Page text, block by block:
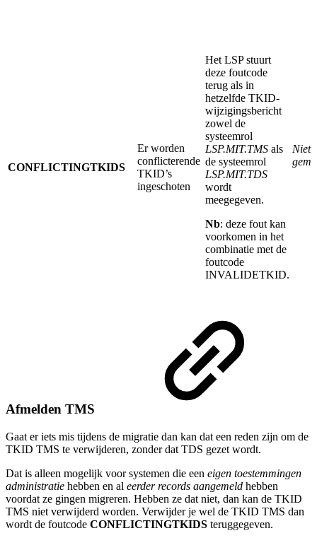
CONFLICTINGTKIDS
Er worden
conflicterende
TKID’s
ingeschoten
Het LSP stuurt
deze foutcode
terug als in
hetzelfde TKID-
wijzigingsbericht
zowel de
systeemrol
LSP.MIT.TMS als
de systeemrol
LSP.MIT.TDS
wordt
meegegeven.
Nb: deze fout kan
voorkomen in het
combinatie met de
foutcode
INVALIDETKID.
Niet
Afmelden TMS
Gaat er iets mis tijdens de migratie dan kan dat een reden zijn om de
TKID TMS te verwijderen, zonder dat TDS gezet wordt.
Dat is alleen mogelijk voor systemen die een eigen toestemmingen
administratie hebben en al eerder records aangemeld hebben
voordat ze gingen migreren. Hebben ze dat niet, dan kan de TKID
TMS niet verwijderd worden. Verwijder je wel de TKID TMS dan
wordt de foutcode CONFLICTINGTKIDS teruggegeven.